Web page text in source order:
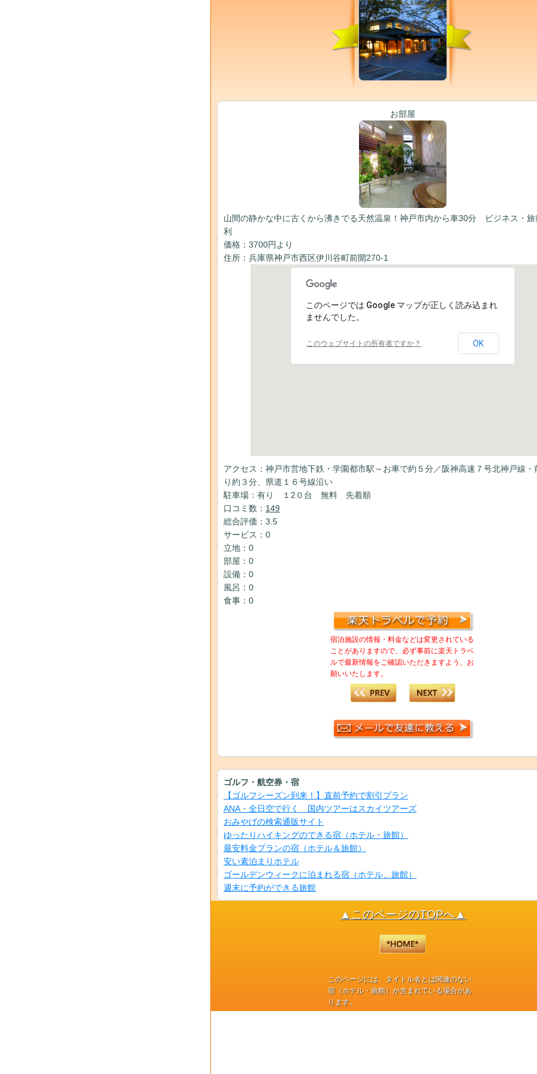
お部屋
山間の静かな中に古くから沸きでる天然温泉！神戸市内から車30分 ビジネス・旅
利
価格：3700円より
住所：兵庫県神戸市西区伊川谷町前開270-1
このページでは Google マップが正しく読み込まれ
ませんでした。
このウェブサイトの所有者ですか？ OK
アクセス：神戸市営地下鉄・学園都市駅～お車で約５分／阪神高速７号北神戸線・
り約３分、県道１６号線沿い
駐車場：有り １2０台 無料 先着順
口コミ数： 149
総合評価：3.5
サービス：0
立地：0
部屋：0
設備：0
風呂：0
食事：0
宿泊施設の情報・料金などは変更されている
ことがありますので、必ず事前に楽天トラベ
ルで最新情報をご確認いただきますよう、お
願いいたします。
ゴルフ・航空券・宿
【ゴルフシーズン到来！】直前予約で割引プラン
ANA・全日空で行く 国内ツアーはスカイツアーズ
おみやげの検索通販サイト
ゆったりハイキングのできる宿（ホテル・旅館）
最安料金プランの宿（ホテル＆旅館）
安い素泊まりホテル
ゴールデンウィークに泊まれる宿（ホテル、旅館）
週末に予約ができる旅館
▲このページのTOPへ▲
このページには、タイトル名とは関連のない
宿（ホテル・旅館）が含まれている場合があ
ります。